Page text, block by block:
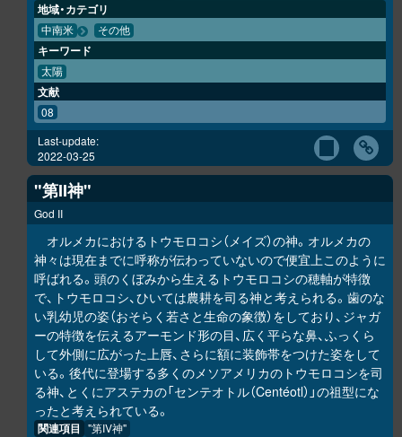
地域・カテゴリ
中南米 その他
キーワード
太陽
文献
08
Last-update:
2022-03-25
"第II神"
God II
オルメカにおけるトウモロコシ（メイズ）の神。オルメカの
神々は現在までに呼称が伝わっていないので便宜上このように
呼ばれる。頭のくぼみから生えるトウモロコシの穂軸が特徴
で、トウモロコシ、ひいては農耕を司る神と考えられる。歯のな
い乳幼児の姿（おそらく若さと生命の象徴）をしており、ジャガ
ーの特徴を伝えるアーモンド形の目、広く平らな鼻、ふっくら
して外側に広がった上唇、さらに額に装飾帯をつけた姿をして
いる。後代に登場する多くのメソアメリカのトウモロコシを司
る神、とくにアステカの「センテオトル（Centéotl）」の祖型にな
ったと考えられている。
関連項目 "第IV神"